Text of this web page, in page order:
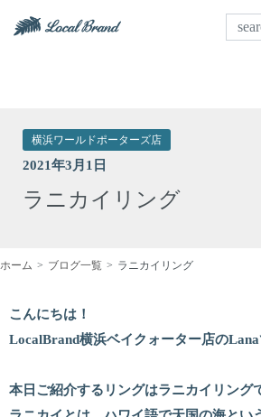
ご来
横浜ワールドポーターズ店
2021年3月1日
ラニカイリング
ホーム ブログ一覧 ラニカイリング
こんにちは！
LocalBrand横浜ベイクォーター店のLana
本日ご紹介するリングはラニカイリング